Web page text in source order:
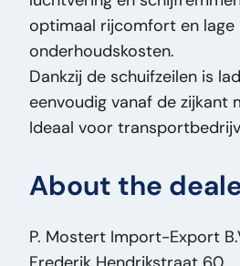
Country: fr
Tread width:385
Mass (kg): 6.580
Brand:Fruehauf
Original Model:FKSRT4CN
Serial Number:
Optical Condition:Good
Technical Condition:Good
optimaal rijcomfort en lage
onderhoudskosten.
Dankzij de schuifzeilen is
eenvoudig vanaf de zijkant
Ideaal voor
About the
P. Mostert Import-Export